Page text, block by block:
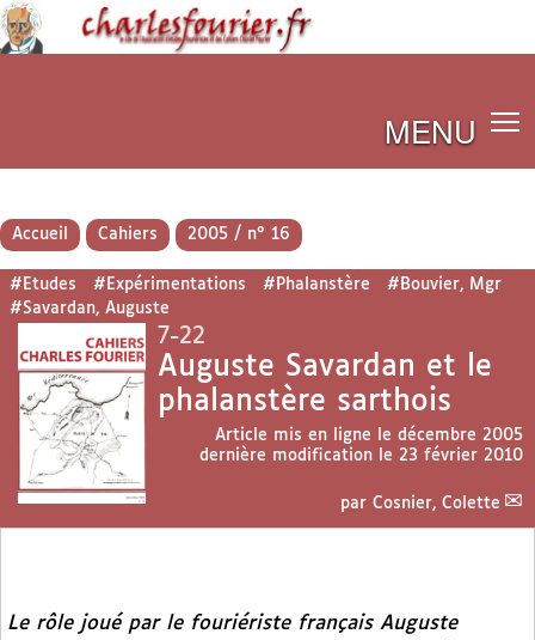
MENU
Accueil Cahiers 2005 / n° 16
#Etudes #Expérimentations #Phalanstère
#Bouvier, Mgr
#Savardan, Auguste
7-22
Auguste Savardan et le
phalanstère sarthois
Article mis en ligne le décembre 2005
dernière modification le 23 février 2010
par Cosnier, Colette
Le rôle joué par le fouriériste français Auguste